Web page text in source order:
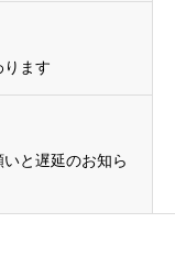
ります
いと遅延のお知ら